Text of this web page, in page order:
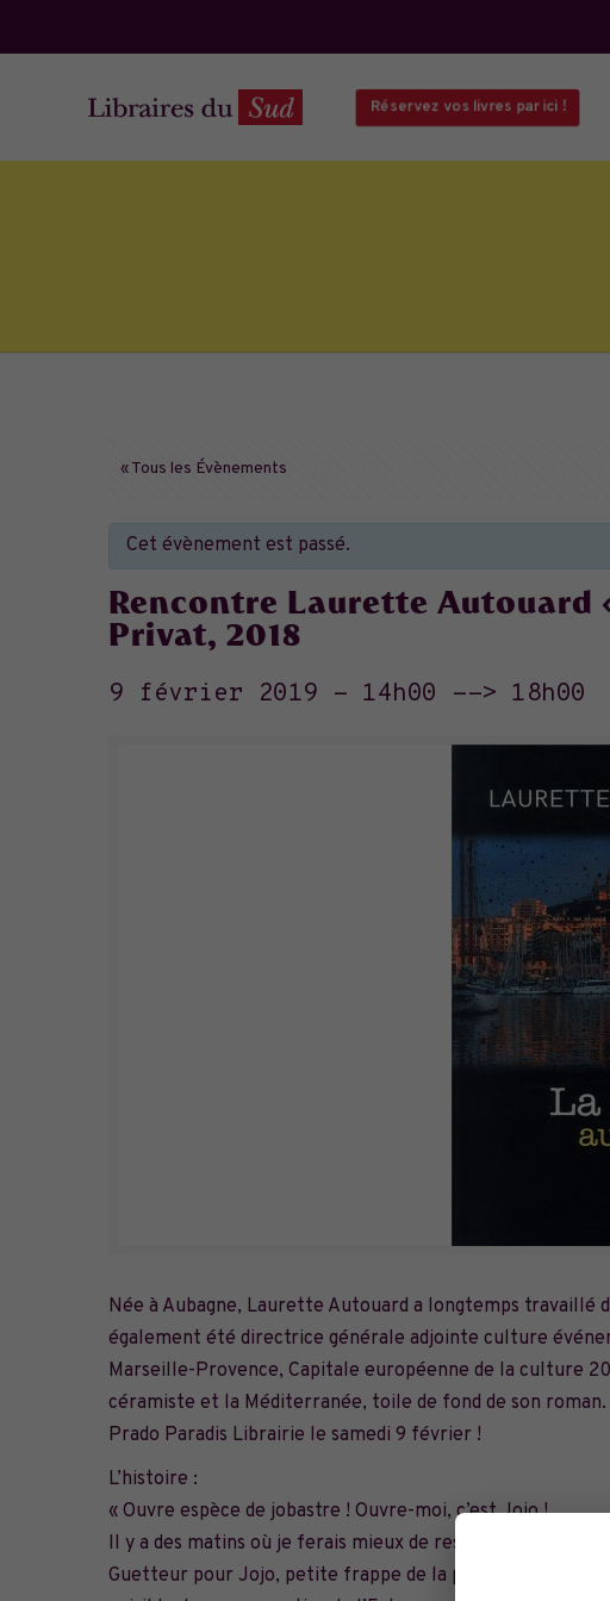
Réservez vos livres par ici !
« Tous les Évènements
Cet évènement est passé.
Rencontre Laurette Autouard
Privat, 2018
9 février 2019 - 14h00 --> 18h00
Née à Aubagne, Laurette Autouard a longtemps travaillé
également été directrice générale adjointe culture
Marseille-Provence, Capitale européenne de la culture
céramiste et la Méditerranée, toile de fond de son
Prado Paradis Librairie le samedi 9 février !
L’histoire :
« Ouvre espèce de jobastre ! Ouvre-moi, c’est Jojo !
Il y a des matins où je ferais mieux de rester dans le
Guetteur pour Jojo, petite frappe de la pègre